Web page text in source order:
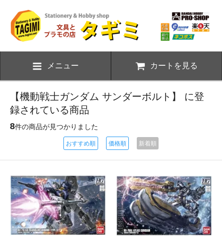
メニュー カートを見る
【機動戦士ガンダム サンダーボルト】 に登
録されている商品
8件の商品が見つかりました
おすすめ順 価格順 新着順